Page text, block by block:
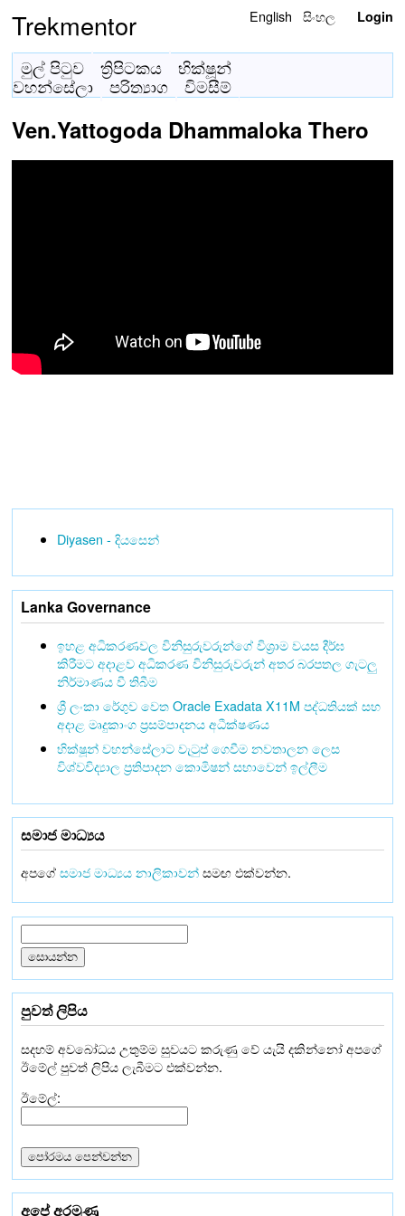
Trekmentor English සිංහල Login
මුල් පිටුව ත්‍රිපිටකය
භික්ෂූන්
වහන්සේලා
පරිත්‍යාග විමසීම්
Ven.Yattogoda Dhammaloka Thero
Diyasen - දියසෙන්
Lanka Governance
ඉහළ අධිකරණවල විනිසුරුවරුන්ගේ විශ්‍රාම වයස දීර්ඝ
කිරීමට අදාළව අධිකරණ විනිසුරුවරුන් අතර බරපතල ගැටලු
නිර්මාණය වී තිබීම
ශ්‍රී ලංකා රේගුව වෙත Oracle Exadata X11M පද්ධතියක් සහ
අදාළ මෘදුකාංග ප්‍රසම්පාදනය අධීක්ෂණය
භික්ෂූන් වහන්සේලාට වැටුප් ගෙවීම නවතාලන ලෙස
විශ්වවිද්‍යාල ප්‍රතිපාදන කොමිෂන් සභාවෙන් ඉල්ලීම
සමාජ මාධ්‍යය
අපගේසමාජ මාධ්‍යය නාලිකාවන්සමඟ එක්වන්න.
පුවත් ලිපිය
සදහම් අවබෝධය උතුම්ම සුවයට කරුණු වේ යැයි දකින්නෝ අපගේ
ඊමේල් පුවත් ලිපිය ලැබීමට එක්වන්න.
ඊමේල්:
අපේ අරමුණු